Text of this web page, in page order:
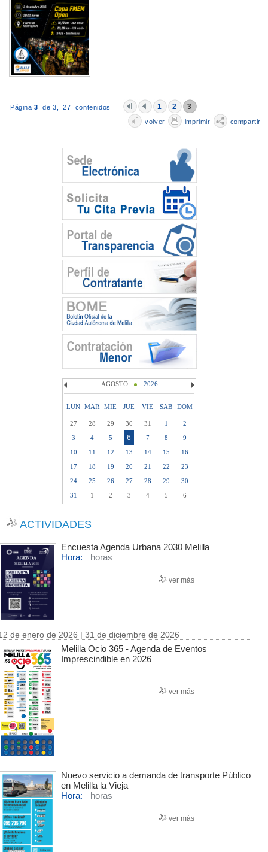
Página 3 de 3,27 contenidos 1 2 3
volver imprimir compartir
AGOSTO 2026
LUN MAR MIE JUE VIE SAB DOM
27 28 29 30 31 1
2
3
4 5 6 7 8
9
10
11 12 13 14 15
16
17
18 19 20 21 22
23
24
25 26 27 28 29
30
31
1 2 3 4 5 6
ACTIVIDADES
Encuesta Agenda Urbana 2030 Melilla
Hora:
horas
ver más
de enero de 2026 | 31 de diciembre de 2026
Melilla Ocio 365 - Agenda de Eventos
Imprescindible en 2026
ver más
Nuevo servicio a demanda de transporte Público
en Melilla la Vieja
Hora:
horas
ver más